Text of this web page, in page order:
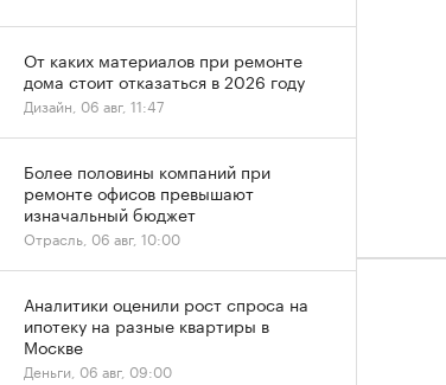
От каких материалов при ремонте
дома стоит отказаться в 2026 году
Дизайн, 06 авг, 11:47
Более половины компаний при
ремонте офисов превышают
изначальный бюджет
Отрасль, 06 авг, 10:00
Аналитики оценили рост спроса на
ипотеку на разные квартиры в
Москве
Деньги, 06 авг, 09:00